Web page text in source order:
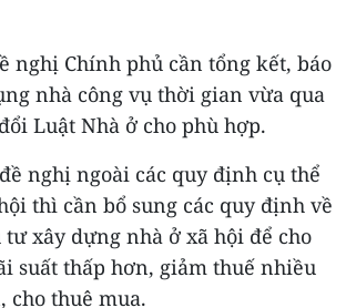
nghị Chính phủ cần tổng kết, báo
nhà công vụ thời gian vừa qua
Luật Nhà ở cho phù hợp.
nghị ngoài các quy định cụ thể
thì cần bổ sung các quy định về
xây dựng nhà ở xã hội để cho
suất thấp hơn, giảm thuế nhiều
cho thuê mua.